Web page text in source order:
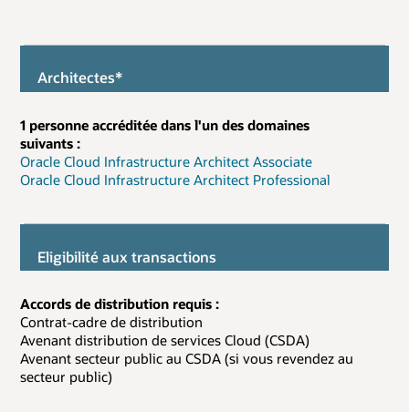
Architectes*
1 personne accréditée dans l'un des domaines
suivants :
Oracle Cloud Infrastructure Architect Associate
Oracle Cloud Infrastructure Architect Professional
Eligibilité aux transactions
Accords de distribution requis :
Contrat-cadre de distribution
Avenant distribution de services Cloud (CSDA)
Avenant secteur public au CSDA (si vous revendez au
secteur public)